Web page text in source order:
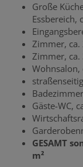
Große
Essbereich,
Zimmer, ca.
Zimmer, ca.
Wohnsalon,
Gäste-WC,
GESAMT
m²